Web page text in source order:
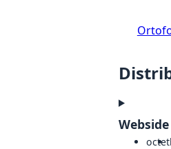
Webside
octet